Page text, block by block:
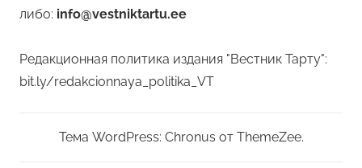
либо: info@vestniktartu.ee
Редакционная политика издания "Вестник Тарту":
bit.ly/redakcionnaya_politika_VT
Тема WordPress: Chronus от ThemeZee.